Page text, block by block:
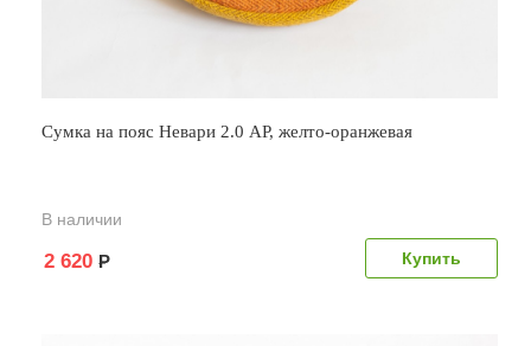
Сумка на пояс Невари 2.0 AP, желто-оранжевая
В наличии
2 620 Р